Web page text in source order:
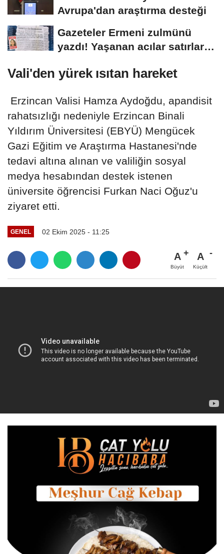
Avrupa'dan araştırma desteği
Gazeteler Ermeni zulmünü
yazdı! Yaşanan acılar satırlara
Vali'den yürek ısıtan hareket
Erzincan Valisi Hamza Aydoğdu, apandisit
rahatsızlığı nedeniyle Erzincan Binali
Yıldırım Üniversitesi (EBYÜ) Mengücek
Gazi Eğitim ve Araştırma Hastanesi'nde
tedavi altına alınan ve valiliğin sosyal
medya hesabından destek istenen
üniversite öğrencisi Furkan Naci Oğuz'u
ziyaret etti.
GENEL 02 Ekim 2025 - 11:25
A
Büyüt
A
Küçült